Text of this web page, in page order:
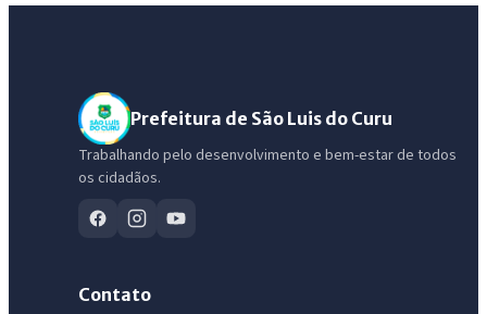
Prefeitura de São Luis do Curu
Trabalhando pelo desenvolvimento e bem-estar de todos
os cidadãos.
Contato